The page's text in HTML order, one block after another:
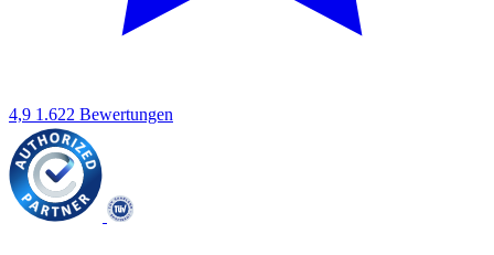
4,9 1.622 Bewertungen